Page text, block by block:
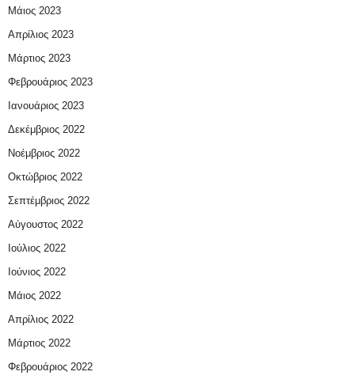
Μάιος 2023
Απρίλιος 2023
Μάρτιος 2023
Φεβρουάριος 2023
Ιανουάριος 2023
Δεκέμβριος 2022
Νοέμβριος 2022
Οκτώβριος 2022
Σεπτέμβριος 2022
Αύγουστος 2022
Ιούλιος 2022
Ιούνιος 2022
Μάιος 2022
Απρίλιος 2022
Μάρτιος 2022
Φεβρουάριος 2022